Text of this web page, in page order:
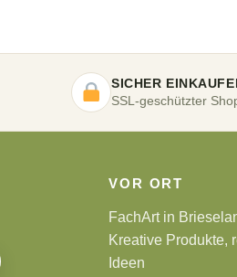
SICHER
SSL-geschützter
VOR ORT
FachArt in
Kreative Produkte,
Ideen